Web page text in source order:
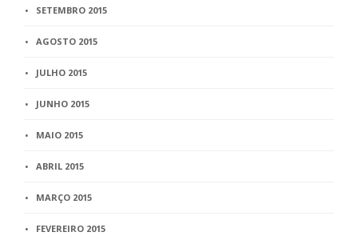
SETEMBRO 2015
AGOSTO 2015
JULHO 2015
JUNHO 2015
MAIO 2015
ABRIL 2015
MARÇO 2015
FEVEREIRO 2015